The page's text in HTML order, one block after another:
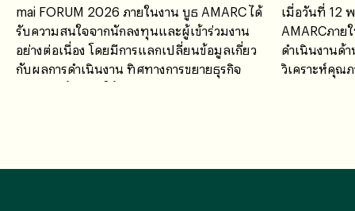
mai FORUM 2026 ภายในงาน บูธ AMARC ได้
รับความสนใจจากนักลงทุนและผู้เข้าร่วมงาน
อย่างต่อเนื่อง โดยมีการแลกเปลี่ยนข้อมูลเกี่ยว
กับผลการดำเนินงาน ทิศทางการขยายธุรกิจ
ศักยภาพด้านการให้บริการ
เมื่อวันที่ 12
AMARCภาย
ดำเนินงานด้
วิเคราะห์คุณ